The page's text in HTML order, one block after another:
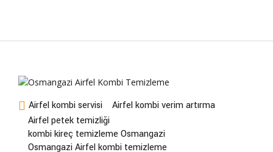
Airfel kombi servisi
Airfel kombi verim artırma
Airfel petek temizliği
kombi kireç temizleme Osmangazi
Osmangazi Airfel kombi temizleme